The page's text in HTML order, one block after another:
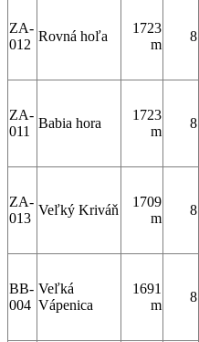
ZA-
012
Rovná hoľa
1723
m
8
ZA-
011
Babia hora
1723
m
8
ZA-
013
Veľký Kriváň
1709
m
8
BB-
004
Veľká
Vápenica
1691
m
8